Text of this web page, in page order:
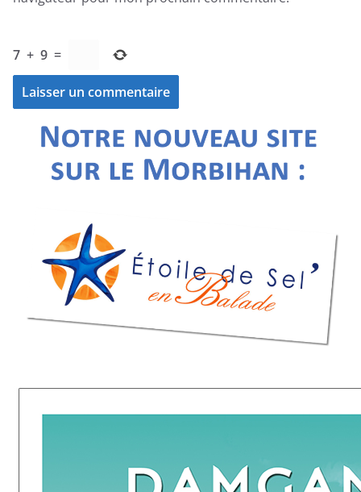
7 + 9 =